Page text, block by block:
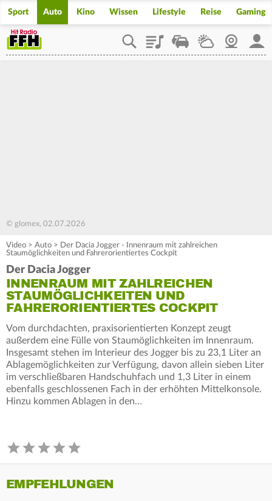
Sport Auto Kino Wissen Lifestyle Reise Gaming
PlaylistStaupilotWetterWebcam
© glomex, 02.07.2026
Video > Auto > Der Dacia Jogger - Innenraum mit zahlreichen
Staumöglichkeiten und Fahrerorientiertes Cockpit
Der Dacia Jogger
INNENRAUM MIT ZAHLREICHEN
STAUMÖGLICHKEITEN UND
FAHRERORIENTIERTES COCKPIT
Vom durchdachten, praxisorientierten Konzept zeugt
außerdem eine Fülle von Staumöglichkeiten im Innenraum.
Insgesamt stehen im Interieur des Jogger bis zu 23,1 Liter an
Ablagemöglichkeiten zur Verfügung, davon allein sieben Liter
im verschließbaren Handschuhfach und 1,3 Liter in einem
ebenfalls geschlossenen Fach in der erhöhten Mittelkonsole.
Hinzu kommen Ablagen in den…
EMPFEHLUNGEN